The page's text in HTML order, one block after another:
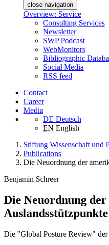
close navigation
Overview: Service
Consulting Services
Newsletter
SWP Podcast
WebMonitors
Bibliographic
Social Media
RSS feed
Contact
Career
Media
DE Deutsch
EN English
Stiftung Wissenschaft und
Publications
Die Neuordnung der
Benjamin Schreer
Die Neuordnung
Auslandsstützpunkte
Die "Global Posture Review"